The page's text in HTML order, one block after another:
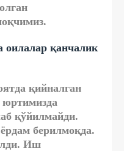
оилалар қанчалик
қийналган
қўйилмайди.
берилмоқда.
Иш